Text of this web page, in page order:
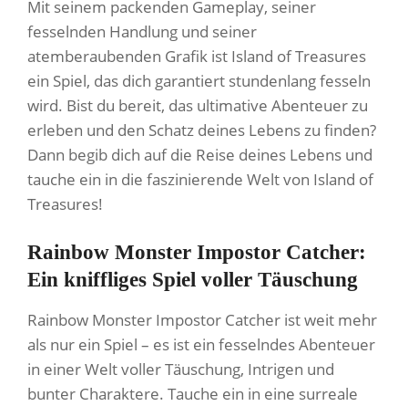
Mit seinem packenden Gameplay, seiner
fesselnden Handlung und seiner
atemberaubenden Grafik ist Island of Treasures
ein Spiel, das dich garantiert stundenlang fesseln
wird. Bist du bereit, das ultimative Abenteuer zu
erleben und den Schatz deines Lebens zu finden?
Dann begib dich auf die Reise deines Lebens und
tauche ein in die faszinierende Welt von Island of
Treasures!
Rainbow Monster Impostor Catcher:
Ein kniffliges Spiel voller Täuschung
Rainbow Monster Impostor Catcher ist weit mehr
als nur ein Spiel – es ist ein fesselndes Abenteuer
in einer Welt voller Täuschung, Intrigen und
bunter Charaktere. Tauche ein in eine surreale